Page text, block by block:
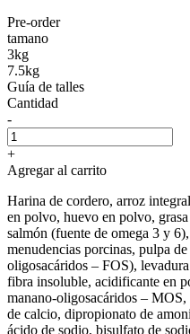
Pre-order
tamano
3kg
7.5kg
Guía de talles
Cantidad
-
+
Agregar al carrito
Harina de cordero, arroz
en polvo, huevo en polvo,
salmón (fuente de omega 3 y
menudencias porcinas, pulpa
oligosacáridos – FOS),
fibra insoluble, acidificante en
manano-oligosacáridos –
de calcio, dipropionato de
ácido de sodio, bisulfato de